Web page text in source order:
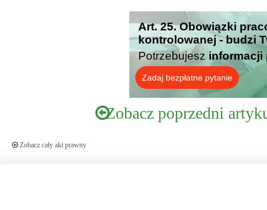
Art. 25. Obowiązki
kontrolowanej - budzi
Potrzebujesz informacji
Zadaj bezpłatne pytanie
Zobacz poprzedni
Zobacz cały akt prawny